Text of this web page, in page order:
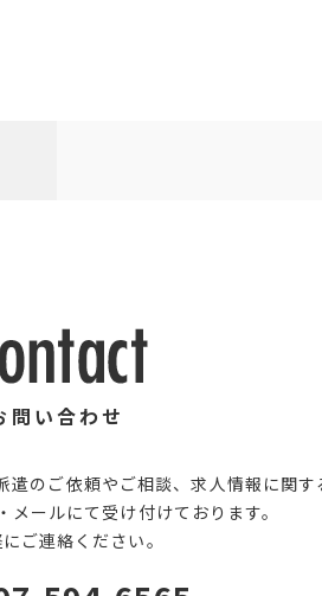
問い合わせ
遣のご依頼やご相談、求人情報に関す
ールにて受け付けております。
ご連絡ください。